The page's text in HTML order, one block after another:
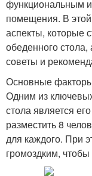
функциональным и
помещения. В
аспекты, которые
обеденного
советы и
Основные
Одним из
стола является
разместить 8
для каждого. При
громоздким,